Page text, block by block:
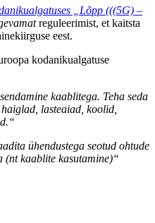
„Lõpp (((5G) –
reguleerimist, et kaitsta
eest.
kodanikualgatuse
kaablitega. Teha seda
lasteaiad, koolid,
ühendustega seotud ohtude
(nt kaablite kasutamine)“